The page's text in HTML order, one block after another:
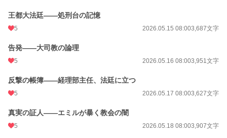
王都大法廷——処刑台の記憶
5 2026.05.15 08:003,687文字
告発——大司教の論理
5 2026.05.16 08:003,951文字
反撃の帳簿——経理部主任、法廷に立つ
5 2026.05.17 08:003,627文字
真実の証人——エミルが暴く教会の闇
5 2026.05.18 08:003,907文字